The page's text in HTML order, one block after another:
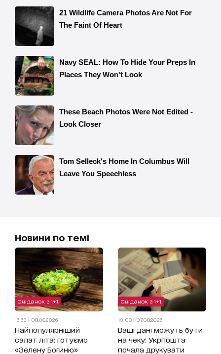
Новини по темі
Сніданок з 1+1
13:39 | 08.08.2026
Найпопулярніший
салат літа: готуємо
«Зелену Богиню»
Сніданок з 1+1
19:08 | 07.08.2026
Ваші дані можуть бути
на чеку: Укрпошта
почала друкувати